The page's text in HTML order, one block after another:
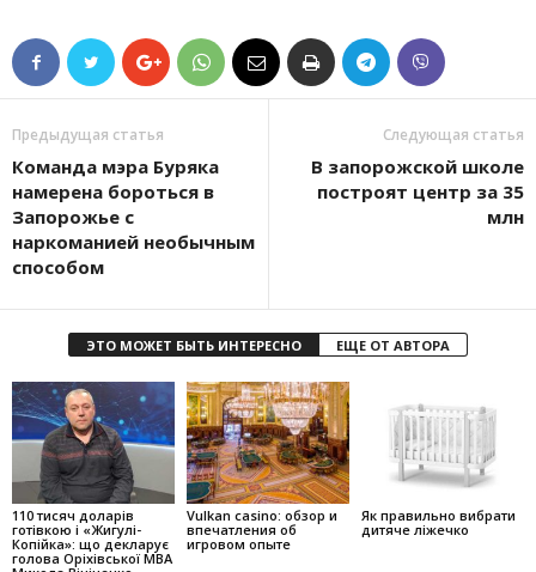
Предыдущая статья
Команда мэра Буряка
намерена бороться в
Запорожье с
наркоманией необычным
способом
Следующая статья
В запорожской школе
построят центр за 35
млн
ЭТО МОЖЕТ БЫТЬ ИНТЕРЕСНО ЕЩЕ ОТ АВТОРА
110 тисяч доларів
готівкою і «Жигулі-
Копійка»: що декларує
голова Оріхівської МВА
Vulkan casino: обзор и
впечатления об
игровом опыте
Як правильно вибрати
дитяче ліжечко